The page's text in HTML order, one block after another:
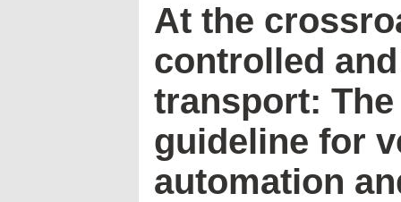
At the
controlled
transport:
guideline for
automation